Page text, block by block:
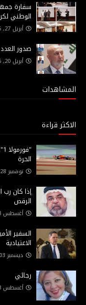
سفارة
الوطني
أبريل 27, 2026
صدور العدد 181 لصحيفة الحدث الاسبوعي من لندن
أبريل 20, 2026
المشاهدات
الاكثر قراءة
الحرة
نوفمبر 28, 2020
إذا كان
الرقص
أغسطس 23, 2021
السفير
الاعتيادية
ديسمبر 03, 2020
رجائي
أغسطس 23, 2021